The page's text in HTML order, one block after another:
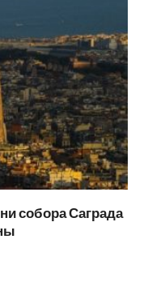
собора Саграда